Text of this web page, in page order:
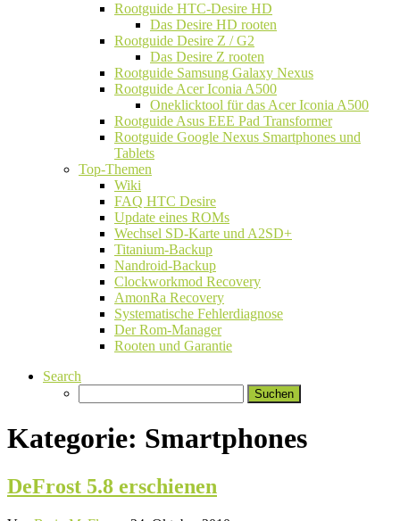
Rootguide HTC-Desire HD
Das Desire HD rooten
Rootguide Desire Z / G2
Das Desire Z rooten
Rootguide Samsung Galaxy Nexus
Rootguide Acer Iconia A500
Oneklicktool für das Acer Iconia A500
Rootguide Asus EEE Pad Transformer
Rootguide Google Nexus Smartphones und
Tablets
Top-Themen
Wiki
FAQ HTC Desire
Update eines ROMs
Wechsel SD-Karte und A2SD+
Titanium-Backup
Nandroid-Backup
Clockworkmod Recovery
AmonRa Recovery
Systematische Fehlerdiagnose
Der Rom-Manager
Rooten und Garantie
Search
nach:
Kategorie: Smartphones
DeFrost 5.8 erschienen